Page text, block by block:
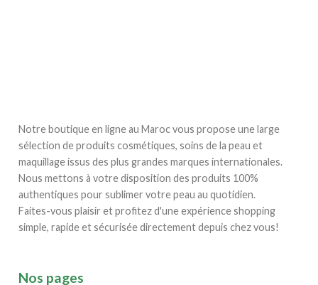
Notre boutique en ligne au Maroc vous propose une large
sélection de produits cosmétiques, soins de la peau et
maquillage issus des plus grandes marques internationales.
Nous mettons à votre disposition des produits 100%
authentiques pour sublimer votre peau au quotidien.
Faites-vous plaisir et profitez d'une expérience shopping
simple, rapide et sécurisée directement depuis chez vous!
Nos pages